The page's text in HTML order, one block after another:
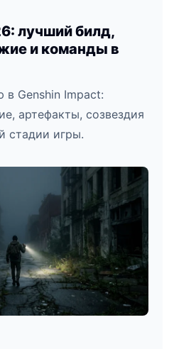
лучший билд,
и команды в
Genshin Impact:
артефакты, созвездия
стадии игры.